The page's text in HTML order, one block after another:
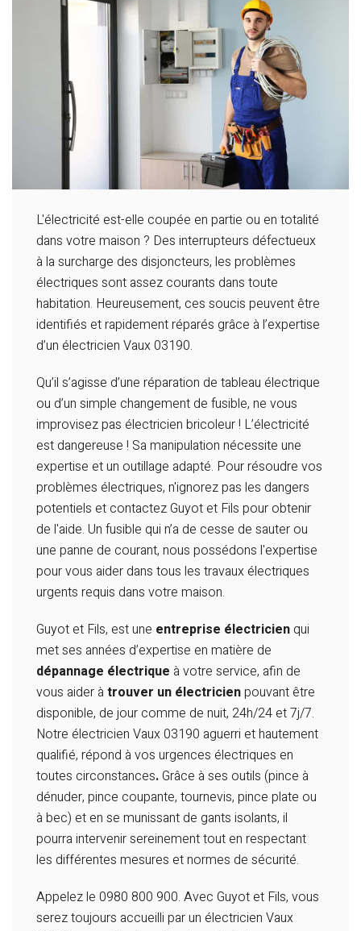
L'électricité est-elle coupée en partie ou en totalité
dans votre maison ? Des interrupteurs défectueux
à la surcharge des disjoncteurs, les problèmes
électriques sont assez courants dans toute
habitation. Heureusement, ces soucis peuvent être
identifiés et rapidement réparés grâce à l’expertise
d’un électricien Vaux 03190.
Qu’il s’agisse d’une réparation de tableau électrique
ou d’un simple changement de fusible, ne vous
improvisez pas électricien bricoleur ! L’électricité
est dangereuse ! Sa manipulation nécessite une
expertise et un outillage adapté. Pour résoudre vos
problèmes électriques, n'ignorez pas les dangers
potentiels et contactez Guyot et Fils pour obtenir
de l'aide. Un fusible qui n’a de cesse de sauter ou
une panne de courant, nous possédons l'expertise
pour vous aider dans tous les travaux électriques
urgents requis dans votre maison.
Guyot et Fils, est une entreprise électricienqui
met ses années d’expertise en matière de
dépannage électrique à votre service, afin de
vous aider à trouver un électricienpouvant être
disponible, de jour comme de nuit, 24h/24 et 7j/7.
Notre électricien Vaux 03190 aguerri et hautement
qualifié, répond à vos urgences électriques en
toutes circonstances.Grâce à ses outils (pince à
dénuder, pince coupante, tournevis, pince plate ou
à bec) et en se munissant de gants isolants, il
pourra intervenir sereinement tout en respectant
les différentes mesures et normes de sécurité.
Appelez le 0980 800 900. Avec Guyot et Fils, vous
serez toujours accueilli par un électricien Vaux